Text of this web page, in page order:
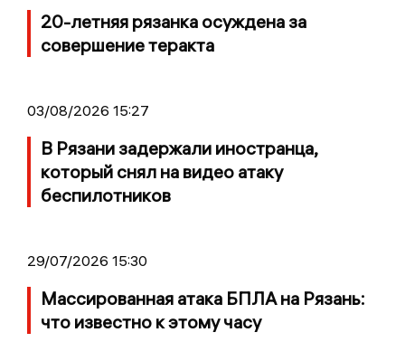
20-летняя рязанка осуждена за
совершение теракта
03/08/2026 15:27
В Рязани задержали иностранца,
который снял на видео атаку
беспилотников
29/07/2026 15:30
Массированная атака БПЛА на Рязань:
что известно к этому часу